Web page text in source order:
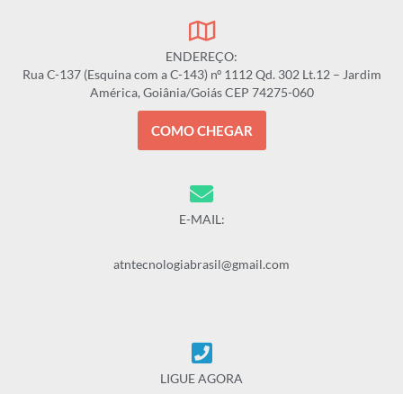
ENDEREÇO:
Rua C-137 (Esquina com a C-143) nº 1112 Qd. 302 Lt.12 – Jardim
América, Goiânia/Goiás CEP 74275-060
COMO CHEGAR
E-MAIL:
atntecnologiabrasil@gmail.com
LIGUE AGORA